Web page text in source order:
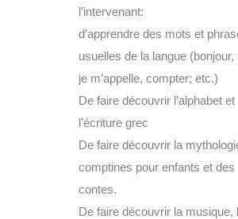
l’intervenant:
d’apprendre des mots et
usuelles de la langue (bonjour,
je m’appelle, compter; etc.)
De faire découvrir l’alphabet et
l’écriture grec
De faire découvrir la
comptines pour enfants et des
contes.
De faire découvrir la musique,